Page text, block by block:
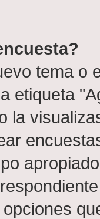
tema o
etiqueta
la